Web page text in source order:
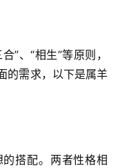
”、“相生”等原则，
的需求，以下是属羊
搭配。两者性格相